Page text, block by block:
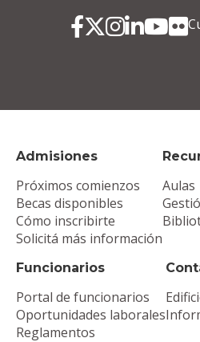
Admisiones
Próximos comienzos
Becas disponibles
Cómo inscribirte
Solicitá más información
Aulas
Funcionarios
Portal de funcionarios
Oportunidades laborales
Reglamentos